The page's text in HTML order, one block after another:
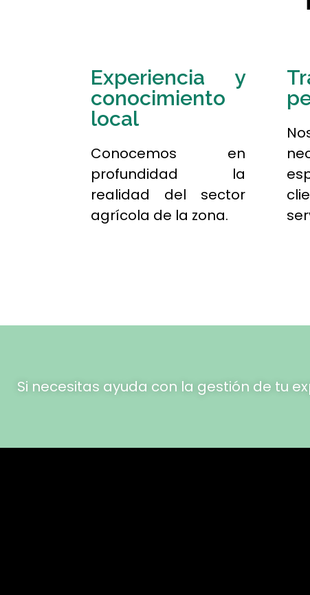
Experiencia y
conocimiento
local
Conocemos en
profundidad la
realidad del sector
agrícola de la zona.
Si necesitas ayuda con la gestión de tu